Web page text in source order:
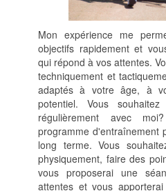
Mon expérience me
objectifs rapidement et
qui répond à vos attentes.
techniquement et
adaptés à votre âge, à
potentiel. Vous
régulièrement avec
programme d'entraînement
long terme. Vous
physiquement, faire des
vous proposerai une
attentes et vous